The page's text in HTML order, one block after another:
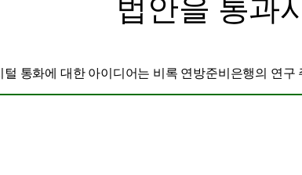
법안을 통과
털 통화에 대한 아이디어는 비록 연방준비은행의 연